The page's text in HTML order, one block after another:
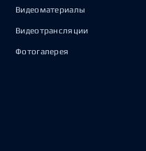
Видеоматериалы
Видеотрансляции
Фотогалерея